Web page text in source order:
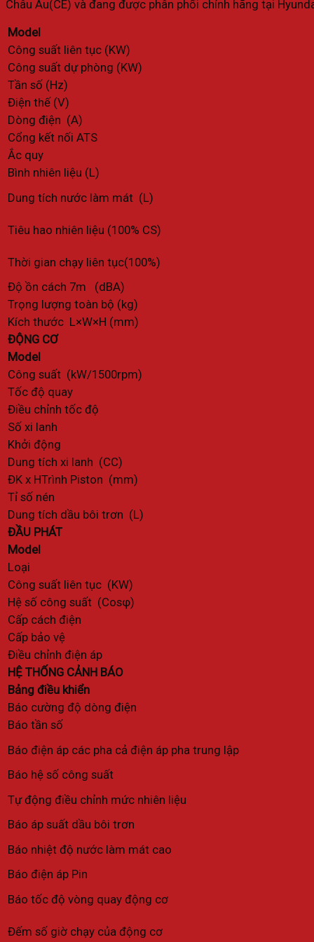
Châu Âu(CE) và đang được phân phối chính hãng tại
Model
Công suất liên tục (KW)
Công suất dự phòng (KW)
Tần số (Hz)
Điện thế (V)
Dòng điện (A)
Cổng kết nối ATS
Ắc quy
Bình nhiên liệu (L)
Dung tích nước làm mát (L)
Tiêu hao nhiên liệu (100% CS)
Thời gian chạy liên tục(100%)
Độ ồn cách 7m (dBA)
Trọng lượng toàn bộ (kg)
Kích thước L×W×H (mm)
ĐỘNG CƠ
Model
Công suất (kW/1500rpm)
Tốc độ quay
Điều chỉnh tốc độ
Số xi lanh
Khởi động
Dung tích xi lanh (CC)
ĐK x HTrình Piston (mm)
Tỉ số nén
Dung tích dầu bôi trơn (L)
ĐẦU PHÁT
Model
Loại
Công suất liên tục (KW)
Hệ số công suất (Cosφ)
Cấp cách điện
Cấp bảo vệ
Điều chỉnh điện áp
HỆ THỐNG CẢNH BÁO
Bảng điều khiển
Báo cường độ dòng điện
Báo tần số
Báo điện áp các pha cả điện áp pha trung lập
Báo hệ số công suất
Tự động điều chỉnh mức nhiên liệu
Báo áp suất dầu bôi trơn
Báo nhiệt độ nước làm mát cao
Báo điện áp Pin
Báo tốc độ vòng quay động cơ
Đếm số giờ chạy của động cơ